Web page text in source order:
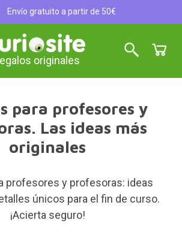
Envío gratuito a partir de 50€
originales
para profesores y
Las ideas más
originales
profesores y profesoras: ideas
únicos para el fin de curso.
¡Acierta seguro!